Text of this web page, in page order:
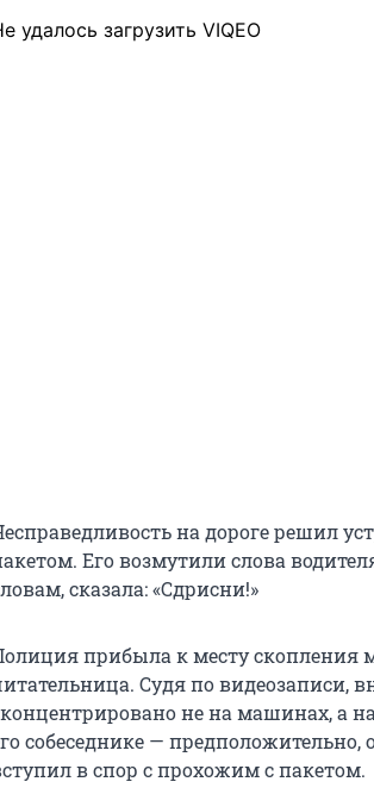
удалось загрузить VIQEO
на дороге решил
Его возмутили слова
сказала: «Сдрисни!»
прибыла к месту скопления
Судя по видеозаписи,
не на машинах, а
собеседнике —
в спор с прохожим с пакетом.